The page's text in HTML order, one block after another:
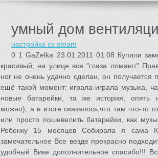
умный дом
настройка cs steam
0 1 GaZelka 23.01.2011 01:08 Купили
красивый, на улице все "глаза ломают"
ног не очень удачно сделан, он получается
ещё такой момент: играла-играла музыка,
новые батарейки, та же история, опять
можно), а в итоге оказалось,что там что-то
или просто пошевелить батарейки, как
Ребенку 15 месяцев Собирала я сама
замечательное Все везде прекрасно
удобный Вике дополнительное спасибо!!!